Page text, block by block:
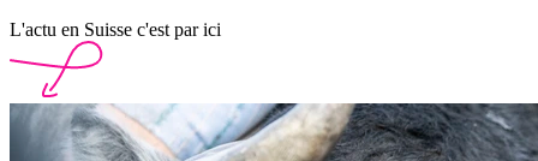
L'actu en Suisse c'est par ici